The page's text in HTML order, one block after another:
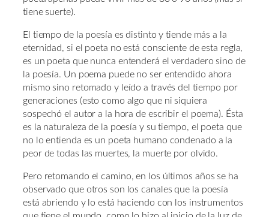
tiene suerte).
El tiempo de la poesía es distinto y tiende más a la
eternidad, si el poeta no está consciente de esta regla,
es un poeta que nunca entenderá el verdadero sino de
la poesía. Un poema puede no ser entendido ahora
mismo sino retomado y leído a través del tiempo por
generaciones (esto como algo que ni siquiera
sospechó el autor a la hora de escribir el poema). Ésta
es la naturaleza de la poesía y su tiempo, el poeta que
no lo entienda es un poeta humano condenado a la
peor de todas las muertes, la muerte por olvido.
Pero retomando el camino, en los últimos años se ha
observado que otros son los canales que la poesía
está abriendo y lo está haciendo con los instrumentos